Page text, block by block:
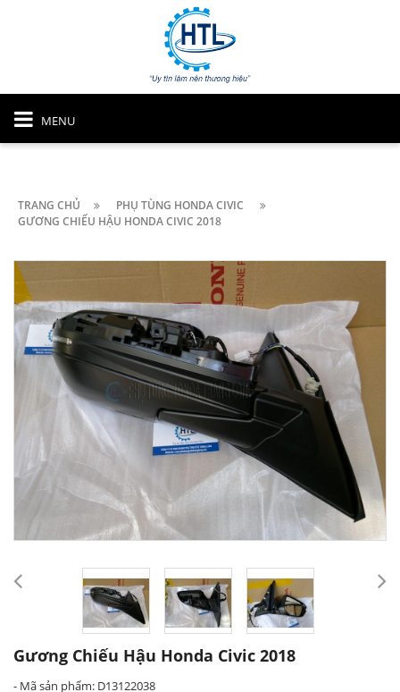
MENU
TRANG CHỦ
PHỤ TÙNG HONDA CIVIC
GƯƠNG CHIẾU HẬU HONDA CIVIC 2018
Gương Chiếu Hậu Honda Civic 2018
- Mã sản phẩm: D13122038